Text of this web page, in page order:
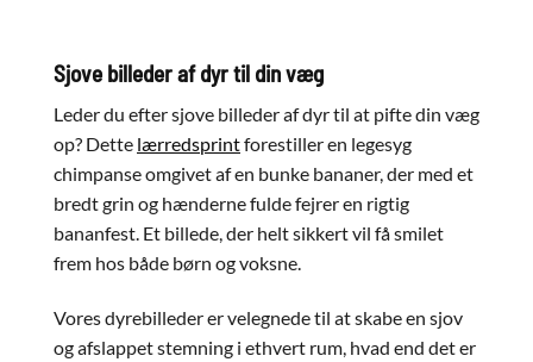
Sjove billeder af dyr til din væg
Leder du efter sjove billeder af dyr til at pifte din væg
op? Dette lærredsprintforestiller en legesyg
chimpanse omgivet af en bunke bananer, der med et
bredt grin og hænderne fulde fejrer en rigtig
bananfest. Et billede, der helt sikkert vil få smilet
frem hos både børn og voksne.
Vores dyrebilleder er velegnede til at skabe en sjov
og afslappet stemning i ethvert rum, hvad end det er